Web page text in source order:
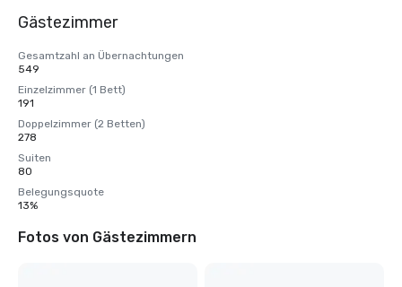
Gästezimmer
Gesamtzahl an Übernachtungen
549
Einzelzimmer (1 Bett)
191
Doppelzimmer (2 Betten)
278
Suiten
80
Belegungsquote
13%
Fotos von Gästezimmern